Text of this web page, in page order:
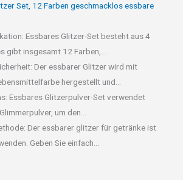
Set, 12 Farben geschmacklos essbare
Essbares Glitzer-Set besteht aus 4
gibt insgesamt 12 Farben,...
Der essbarer Glitzer wird mit
hergestellt und...
Essbares Glitzerpulver-Set verwendet
um den...
Der essbarer glitzer für getränke ist
Geben Sie einfach...